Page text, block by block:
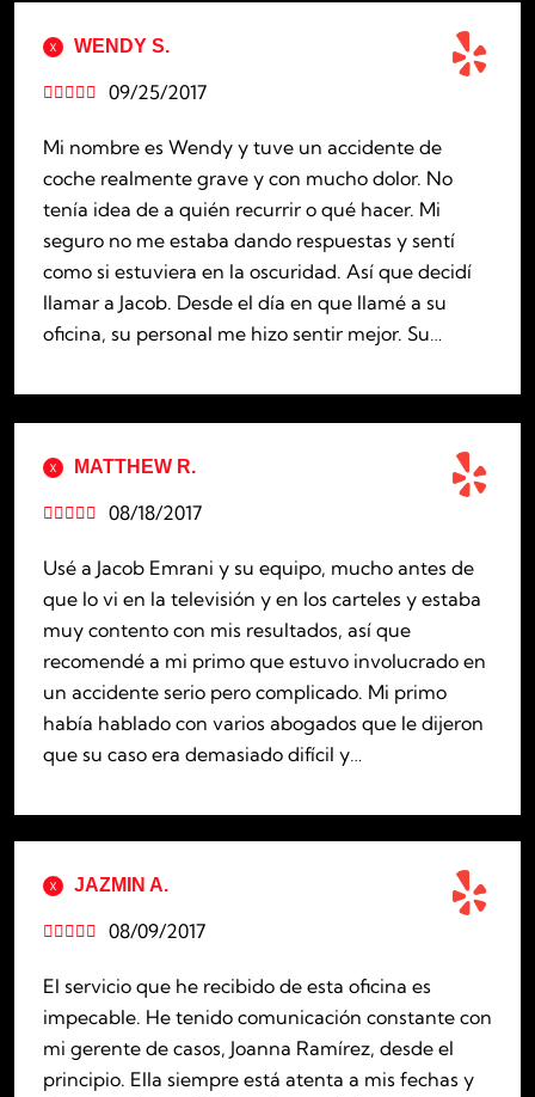
WENDY S.
09/25/2017

Mi nombre es Wendy y tuve un accidente de
coche realmente grave y con mucho dolor. No
tenía idea de a quién recurrir o qué hacer. Mi
seguro no me estaba dando respuestas y sentí
como si estuviera en la oscuridad. Así que decidí
llamar a Jacob. Desde el día en que llamé a su
oficina, su personal me hizo sentir mejor. Su…
MATTHEW R.
08/18/2017

Usé a Jacob Emrani y su equipo, mucho antes de
que lo vi en la televisión y en los carteles y estaba
muy contento con mis resultados, así que
recomendé a mi primo que estuvo involucrado en
un accidente serio pero complicado. Mi primo
había hablado con varios abogados que le dijeron
que su caso era demasiado difícil y…
JAZMIN A.
08/09/2017

El servicio que he recibido de esta oficina es
impecable. He tenido comunicación constante con
mi gerente de casos, Joanna Ramírez, desde el
principio. Ella siempre está atenta a mis fechas y